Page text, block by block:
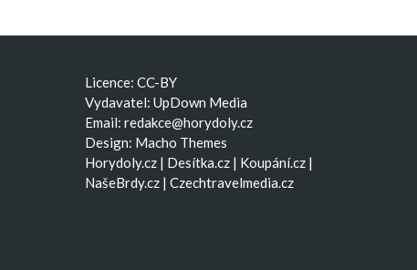
Licence: CC-BY
Vydavatel: UpDown Media
Email: redakce@horydoly.cz
Design: Macho Themes
Horydoly.cz| Desítka.cz| Koupání.cz|
NašeBrdy.cz| Czechtravelmedia.cz